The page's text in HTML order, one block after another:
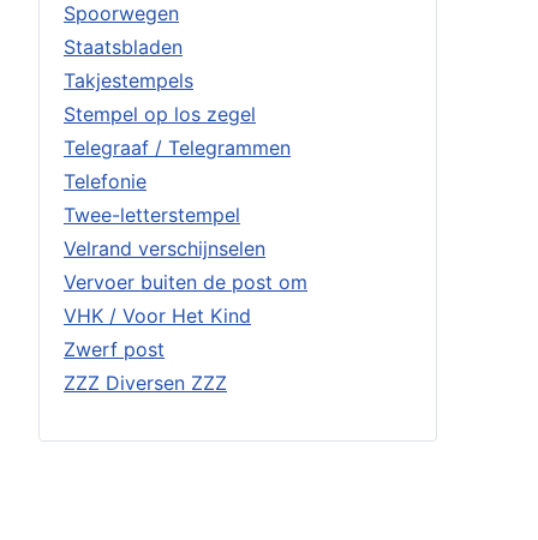
Spoorwegen
Staatsbladen
Takjestempels
Stempel op los zegel
Telegraaf / Telegrammen
Telefonie
Twee-letterstempel
Velrand verschijnselen
Vervoer buiten de post om
VHK / Voor Het Kind
Zwerf post
ZZZ Diversen ZZZ